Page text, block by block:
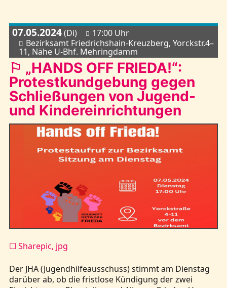
07.05.2024(Di)
17:00 Uhr
Bezirksamt Friedrichshain-Kreuzberg, Yorckstr.4–
11, Nähe U-Bhf. Mehringdamm
⚐ „HANDS OFF FRIEDA!“:
Protestkundgebung gegen
Schließungen von Jugend-
und Kindereinrichtungen
☐ Sharepic, jpg
Der JHA (Jugendhilfeausschuss) stimmt am Dienstag
darüber ab, ob die fristlose Kündigung der zwei